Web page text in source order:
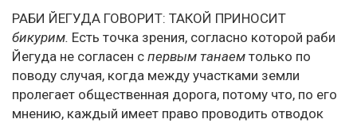
РАБИ ЙЕГУДА ГОВОРИТ: ТАКОЙ ПРИНОСИТ
бикурим. Есть точка зрения, согласно которой раби
Йегуда не согласен с первым танаем только по
поводу случая, когда между участками земли
пролегает общественная дорога, потому что, по его
мнению, каждый имеет право проводить отводок